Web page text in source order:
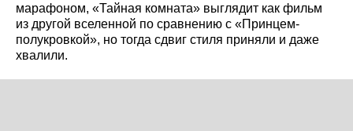
марафоном, «Тайная комната» выглядит как фильм
из другой вселенной по сравнению с «Принцем-
полукровкой», но тогда сдвиг стиля приняли и даже
хвалили.